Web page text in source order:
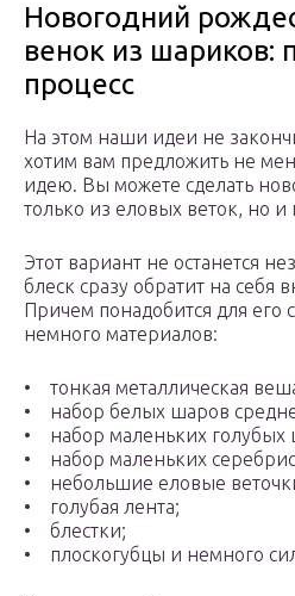
Новогодний
венок из шариков:
процесс
На этом наши идеи не
хотим вам предложить не
идею. Вы можете сделать
только из еловых веток, но
Этот вариант не останется
блеск сразу обратит на себя
Причем понадобится для его
немного материалов:
• тонкая металлическая
• набор белых шаров
• набор маленьких голубых
• набор маленьких
• небольшие еловые
• голубая лента;
• блестки;
• плоскогубцы и немного